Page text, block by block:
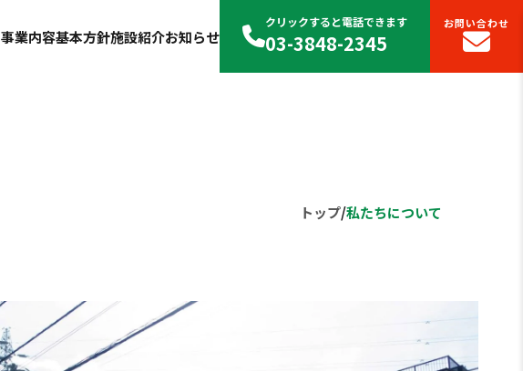
事業内容基本方針施設紹介お知らせ
クリックすると電話できます
03-3848-2345
お問い合わせ
トップ/私たちについて